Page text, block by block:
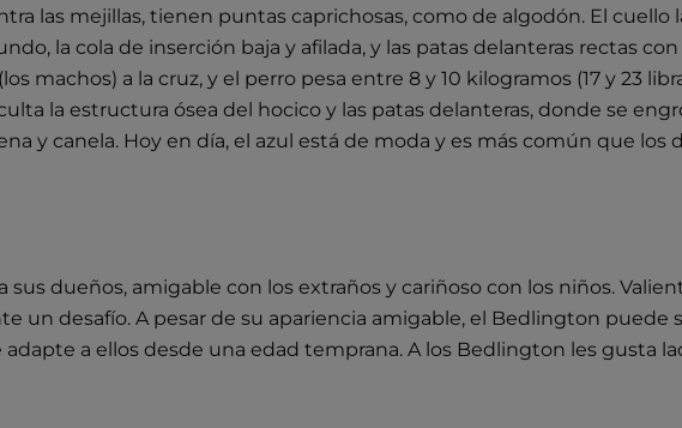
las mejillas, tienen puntas caprichosas, como de algodón. El cuello
la cola de inserción baja y afilada, y las patas delanteras rectas
machos) a la cruz, y el perro pesa entre 8 y 10 kilogramos (17 y 23
la estructura ósea del hocico y las patas delanteras, donde se
y canela. Hoy en día, el azul está de moda y es más común que los
dueños, amigable con los extraños y cariñoso con los niños.
un desafío. A pesar de su apariencia amigable, el Bedlington puede
a ellos desde una edad temprana. A los Bedlington les gusta